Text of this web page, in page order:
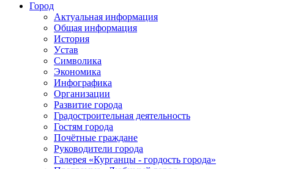
Город
Актуальная информация
Общая информация
История
Устав
Символика
Экономика
Инфографика
Организации
Развитие города
Градостроительная деятельность
Гостям города
Почётные граждане
Руководители города
Галерея «Курганцы - гордость города»